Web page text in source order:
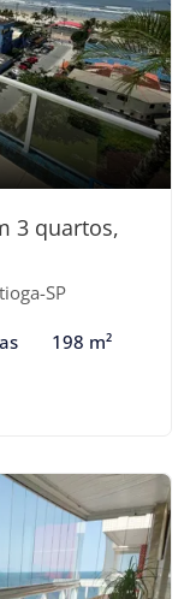
3 quartos,
SP
198 m²